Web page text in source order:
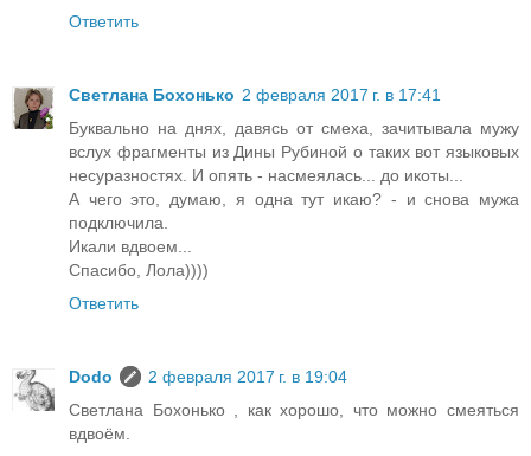
Ответить
Светлана Бохонько 2 февраля 2017 г. в 17:41
Буквально на днях, давясь от смеха, зачитывала мужу
вслух фрагменты из Дины Рубиной о таких вот языковых
несуразностях. И опять - насмеялась... до икоты...
А чего это, думаю, я одна тут икаю? - и снова мужа
подключила.
Икали вдвоем...
Спасибо, Лола))))
Ответить
Dodo
2 февраля 2017 г. в 19:04
Светлана Бохонько , как хорошо, что можно смеяться
вдвоём.